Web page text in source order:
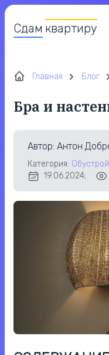
Сдам квартиру
Главная Блог
Бра и
Автор: Антон
Категория:
19.06.2024;